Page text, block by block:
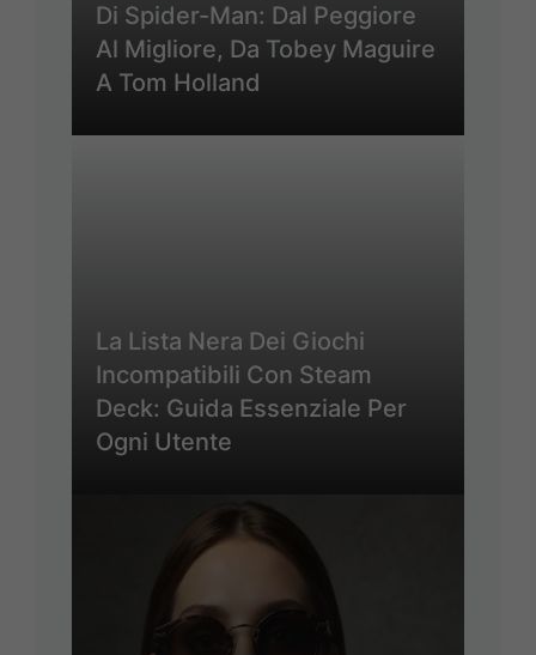
Di Spider-Man: Dal Peggiore
Al Migliore, Da Tobey Maguire
A Tom Holland
La Lista Nera Dei Giochi
Incompatibili Con Steam
Deck: Guida Essenziale Per
Ogni Utente